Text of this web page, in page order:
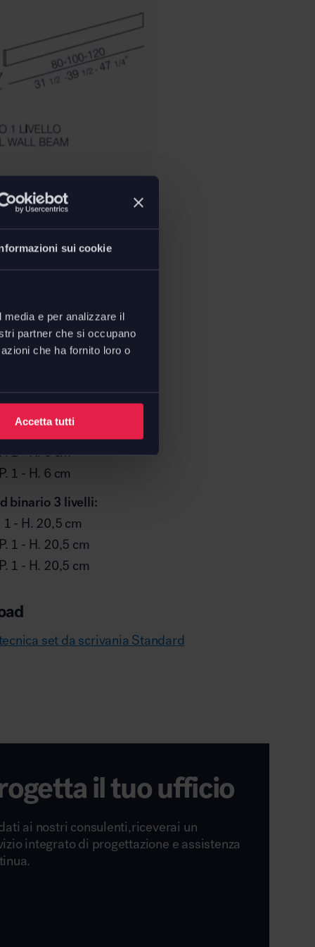
sui cookie
e per analizzare il
partner che si occupano
che ha fornito loro o
Accetta tutti
1 - H. 6 cm
1 - H. 6 cm
1 - H. 6 cm
binario 3 livelli:
1 - H. 20,5 cm
1 - H. 20,5 cm
1 - H. 20,5 cm
set da scrivania Standard
il tuo ufficio
ai nostri consulenti,riceverai un
integrato di progettazione e assistenza